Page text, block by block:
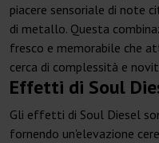
piacere sensoriale di note
di metallo. Questa
fresco e memorabile che
cerca di complessità e
Effetti di Soul
Gli effetti di Soul Diesel
fornendo un'elevazione